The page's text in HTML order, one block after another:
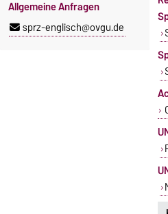
Allgemeine Anfragen
sprz-englisch@ovgu.de